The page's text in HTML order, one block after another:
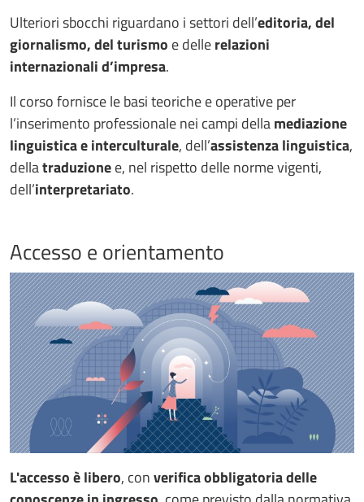
Ulteriori sbocchi riguardano i settori dell’editoria, del
giornalismo, del turismo e dellerelazioni
internazionali d’impresa.
Il corso fornisce le basi teoriche e operative per
l’inserimento professionale nei campi dellamediazione
linguistica e interculturale, dell’assistenza linguistica,
dellatraduzionee, nel rispetto delle norme vigenti,
dell’interpretariato.
Accesso e orientamento
L'accesso è libero, converifica obbligatoria delle